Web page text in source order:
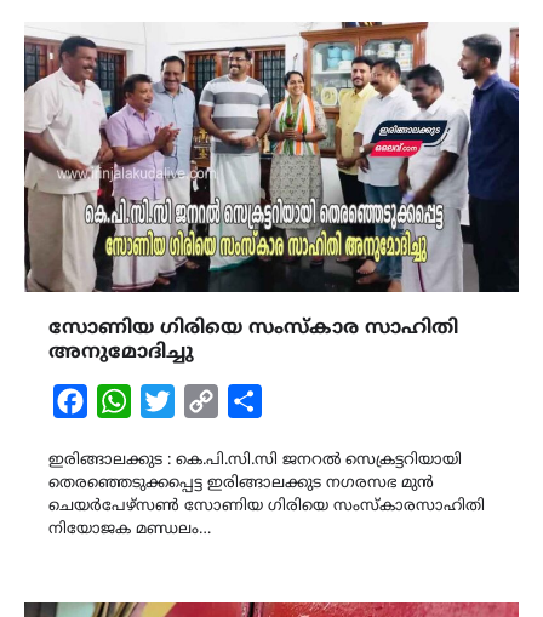
സോണിയ ഗിരിയെ സംസ്കാര സാഹിതി
അനുമോദിച്ചു
FacebookWhatsAppTwitterCopy
ഇരിങ്ങാലക്കുട : കെ.പി.സി.സി ജനറൽ സെക്രട്ടറിയായി
തെരഞ്ഞെടുക്കപ്പെട്ട ഇരിങ്ങാലക്കുട നഗരസഭ മുൻ
ചെയർപേഴ്സൺ സോണിയ ഗിരിയെ സംസ്കാരസാഹിതി
നിയോജക മണ്ഡലം…